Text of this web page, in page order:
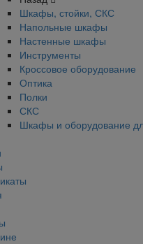
Шкафы, стойки, СКС
Напольные шкафы
Настенные шкафы
Инструменты
Кроссовое оборудование
Оптика
Полки
СКС
Шкафы и оборудование